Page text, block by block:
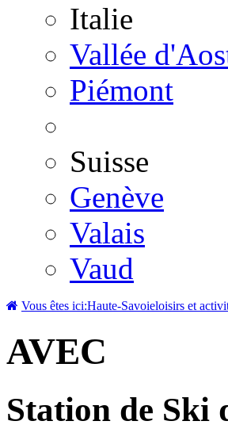
Italie
Vallée
Piémont
Suisse
Genève
Valais
Vaud
Vous êtes ici:Haute-Savoieloisirs et
AVEC
Station de Ski